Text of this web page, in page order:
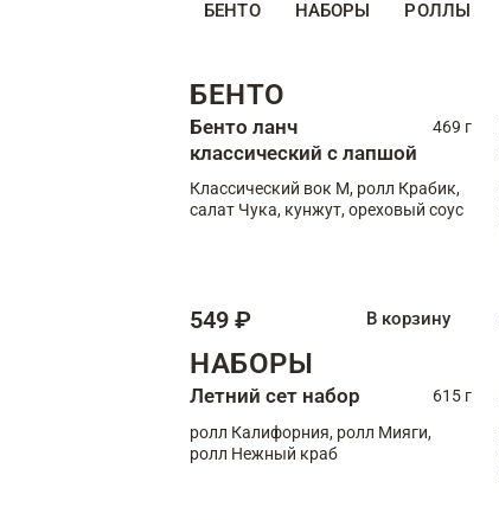
БЕНТО НАБОРЫ РОЛЛЫ
БЕНТО
Бенто ланч
классический с лапшой
469 г
Классический вок М, ролл Крабик,
салат Чука, кунжут, ореховый соус
549 ₽ В корзину
НАБОРЫ
Летний сет набор
615 г
ролл Калифорния, ролл Мияги,
ролл Нежный краб